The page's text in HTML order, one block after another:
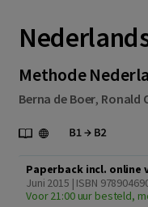
Methode
Berna de Boer, Ronald
Paperback incl.
Juni 2015 | ISBN
Voor 21:00 uur besteld,